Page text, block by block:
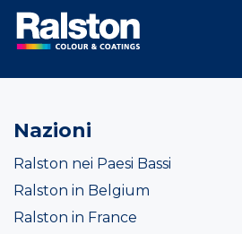
Nazioni
Ralston nei Paesi Bassi
Ralston in Belgium
Ralston in France